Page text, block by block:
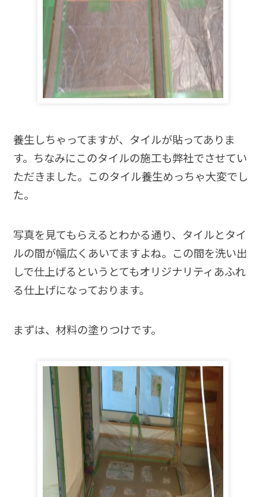
養生しちゃってますが、タイルが貼ってありま
す。ちなみにこのタイルの施工も弊社でさせてい
ただきました。このタイル養生めっちゃ大変でし
た。
写真を見てもらえるとわかる通り、タイルとタイ
ルの間が幅広くあいてますよね。この間を洗い出
しで仕上げるというとてもオリジナリティあふれ
る仕上げになっております。
まずは、材料の塗りつけです。